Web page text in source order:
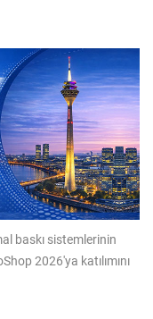
baskı sistemlerinin
2026'ya katılımını
tarihleri arasında,